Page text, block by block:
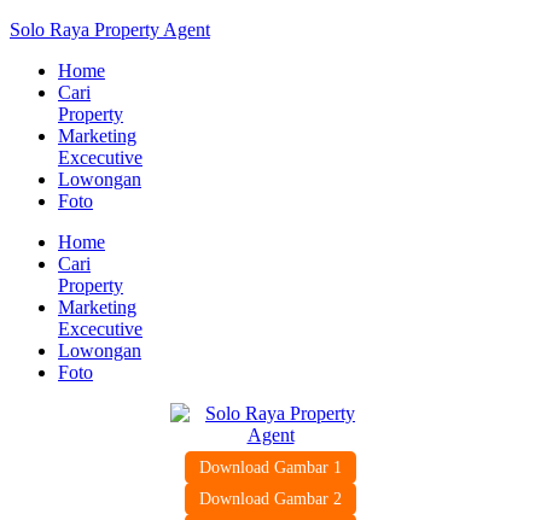
Solo Raya Property Agent
Home
Cari
Property
Marketing
Excecutive
Lowongan
Foto
Home
Cari
Property
Marketing
Excecutive
Lowongan
Foto
Download Gambar 1
Download Gambar 2